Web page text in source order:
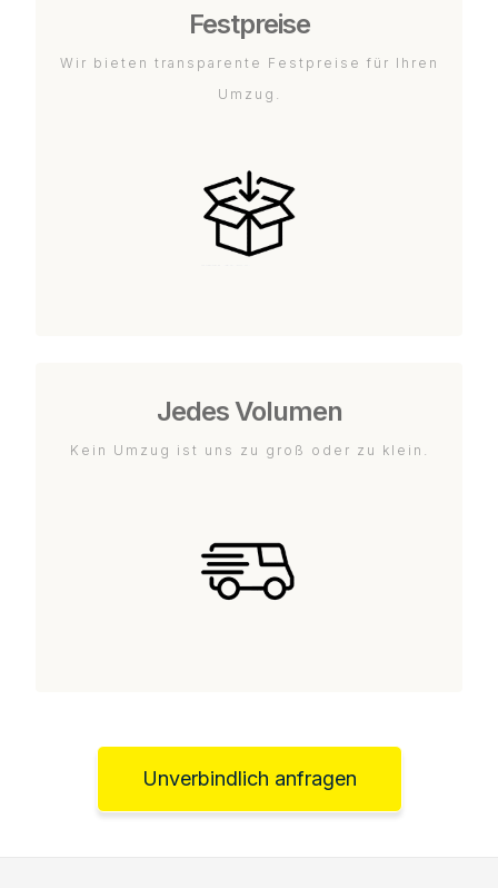
Festpreise
Wir bieten transparente Festpreise für Ihren
Umzug.
Jedes Volumen
Kein Umzug ist uns zu groß oder zu klein.
Unverbindlich anfragen